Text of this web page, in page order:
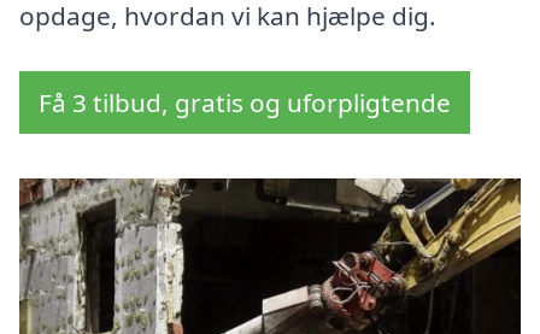
opdage, hvordan vi kan hjælpe dig.
Få 3 tilbud, gratis og uforpligtende